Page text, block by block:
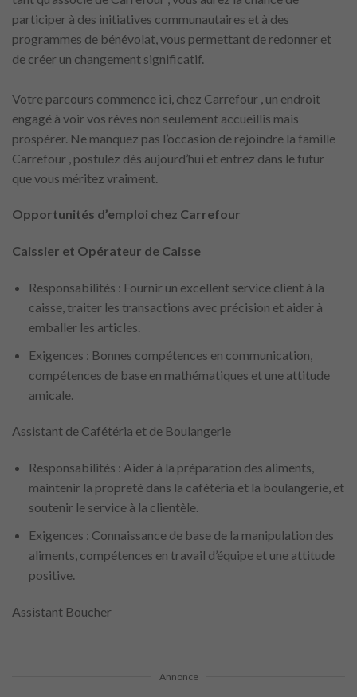
participer à des initiatives communautaires et à des
programmes de bénévolat, vous permettant de redonner et
de créer un changement significatif.
Votre parcours commence ici, chez Carrefour , un endroit
engagé à voir vos rêves non seulement accueillis mais
prospérer. Ne manquez pas l’occasion de rejoindre la famille
Carrefour , postulez dès aujourd’hui et entrez dans le futur
que vous méritez vraiment.
Opportunités d’emploi chez Carrefour
Caissier et Opérateur de Caisse
Responsabilités : Fournir un excellent service client à la
caisse, traiter les transactions avec précision et aider à
emballer les articles.
Exigences : Bonnes compétences en communication,
compétences de base en mathématiques et une attitude
amicale.
Assistant de Cafétéria et de Boulangerie
Responsabilités : Aider à la préparation des aliments,
maintenir la propreté dans la cafétéria et la boulangerie, et
soutenir le service à la clientèle.
Exigences : Connaissance de base de la manipulation des
aliments, compétences en travail d’équipe et une attitude
positive.
Assistant Boucher
Annonce